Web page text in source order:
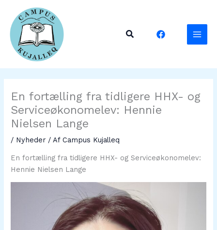
indholdet
Søg
En fortælling fra tidligere HHX- og
Serviceøkonomelev: Hennie
Nielsen Lange
/ Nyheder / AfCampus Kujalleq
En fortælling fra tidligere HHX- og Serviceøkonomelev:
Hennie Nielsen Lange